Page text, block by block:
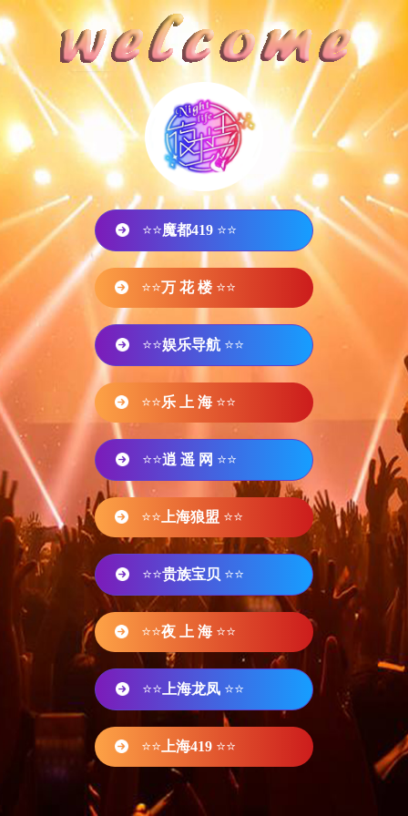
⭐⭐魔都419 ⭐⭐
⭐⭐万 花 楼 ⭐⭐
⭐⭐娱乐导航 ⭐⭐
⭐⭐乐 上 海 ⭐⭐
⭐⭐逍 遥 网 ⭐⭐
⭐⭐ 上海狼盟 ⭐⭐
⭐⭐贵族宝贝 ⭐⭐
⭐⭐夜 上 海 ⭐⭐
⭐⭐ 上海龙凤 ⭐⭐
⭐⭐ 上海419 ⭐⭐